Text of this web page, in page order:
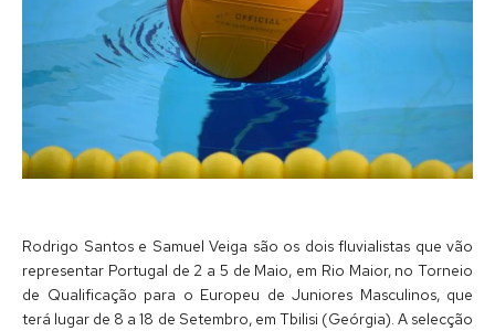
Rodrigo Santos e Samuel Veiga são os dois fluvialistas que vão
representar Portugal de 2 a 5 de Maio, em Rio Maior, no Torneio
de Qualificação para o Europeu de Juniores Masculinos, que
terá lugar de 8 a 18 de Setembro, em Tbilisi (Geórgia). A selecção